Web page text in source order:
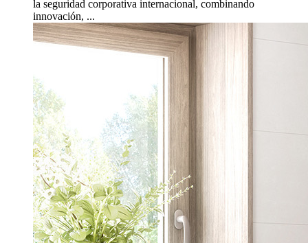
la seguridad corporativa internacional, combinando
innovación, ...